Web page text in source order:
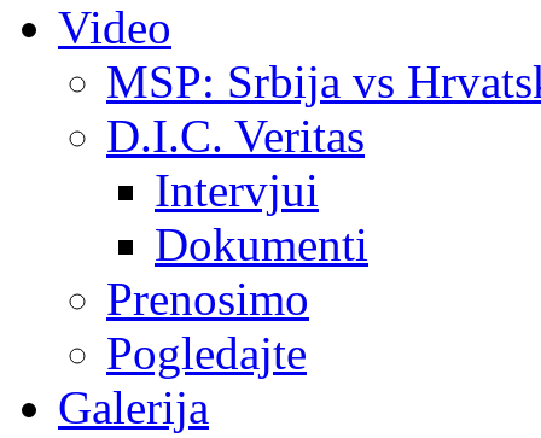
Video
MSP: Srbija vs
D.I.C. Veritas
Intervjui
Dokumenti
Prenosimo
Pogledajte
Galerija